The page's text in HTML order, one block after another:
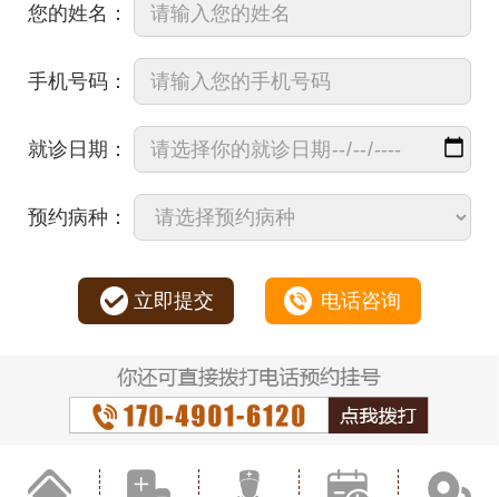
您的姓名：
手机号码：
就诊日期：
预约病种：
立即提交 电话咨询